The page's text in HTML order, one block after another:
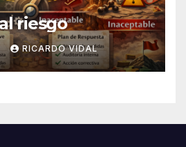
riesgo
RICARDO VIDAL